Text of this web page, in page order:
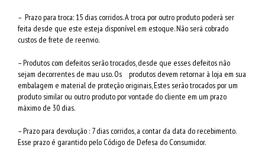
– Prazo para troca: 15 dias corridos. A troca por outro produto poderá ser
feita desde que este esteja disponível em estoque. Não será cobrado
custos de frete de reenvio.
– Produtos com defeitos serão trocados, desde que esses defeitos não
sejam decorrentes de mau uso. Os produtos devem retornar à loja em sua
embalagem e material de proteção originais, Estes serão trocados por um
produto similar ou outro produto por vontade do cliente em um prazo
máximo de 30 dias.
– Prazo para devolução : 7 dias corridos, a contar da data do recebimento.
Esse prazo é garantido pelo Código de Defesa do Consumidor.